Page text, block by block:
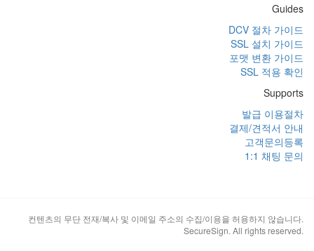
Guides
DCV 절차 가이드
SSL 설치 가이드
포맷 변환 가이드
SSL 적용 확인
Supports
발급 이용절차
결제/견적서 안내
고객문의등록
1:1 채팅 문의
컨텐츠의 무단 전재/복사 및 이메일 주소의 수집/이용을 허용하지 않습니다.
SecureSign. All rights reserved.